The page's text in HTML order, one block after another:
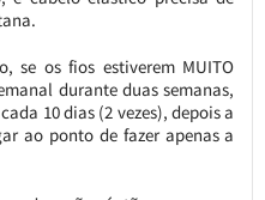
se os fios estiverem MUITO
durante duas semanas,
10 dias (2 vezes), depois a
ao ponto de fazer apenas a